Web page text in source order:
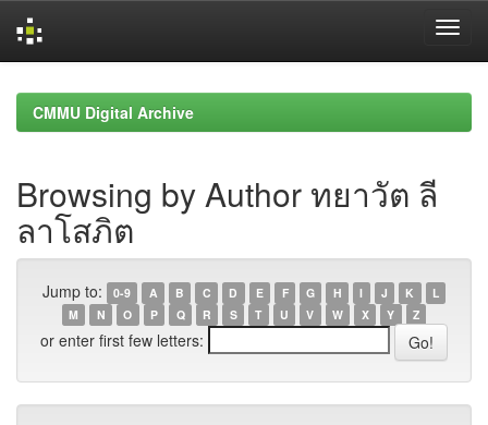
navigationCMMU Digital Archive
Browsing by Author ทยาวัต ลี
ลาโสภิต
Jump to: 0-9 A B C D E F G H I J K
L
M
N O P Q R S T U V W X Y Z
or enter first few letters: